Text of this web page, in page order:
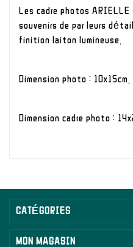
Les cadre photos
souvenirs de par leurs
finition laiton lumineuse.
Dimension photo : 10x15cm.
Dimension cadre photo :
CATÉGORIES
MON MAGASIN